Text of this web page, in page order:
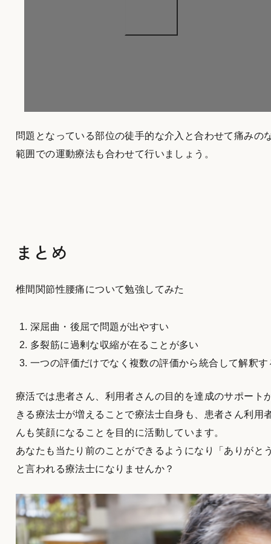
問題となっている部位の徒手的な介入と合わせて痛みの
範囲での運動療法も合わせて行いましょう。
まとめ
椎間関節性腰痛について勉強してみた
深屈曲・後屈で問題が出やすい
多裂筋に過剰な収縮が在ることが多い
一つの評価だけでなく複数の評価から統合して解釈す
療活では患者さん、利用者さんの目的を達成のサポート
きる療法士が増えることで療法士自身も、患者さん利用
んも笑顔になることを目的に活動しています。
あなたも当たり前のことができるようになり「ありがと
と言われる療法士になりませんか？